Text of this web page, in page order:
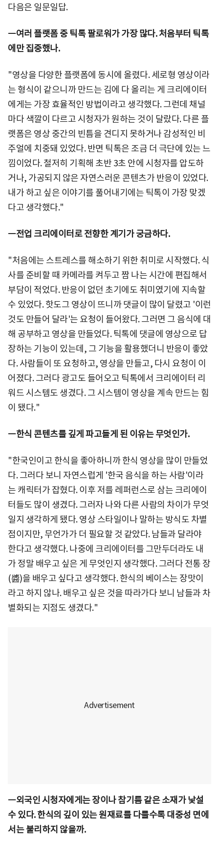
다음은 일문일답.
ㅡ여러 플랫폼 중 틱톡 팔로워가 가장 많다. 처음부터 틱톡
에만 집중했나.
"영상을 다양한 플랫폼에 동시에 올렸다. 세로형 영상이라
는 형식이 같으니까 만드는 김에 다 올리는 게 크리에이터
에게는 가장 효율적인 방법이라고 생각했다. 그런데 채널
마다 색깔이 다르고 시청자가 원하는 것이 달랐다. 다른 플
랫폼은 영상 중간의 빈틈을 견디지 못하거나 감성적인 비
주얼에 치중돼 있었다. 반면 틱톡은 조금 더 극단에 있는 느
낌이었다. 철저히 기획해 초반 3초 안에 시청자를 압도하
거나, 가공되지 않은 자연스러운 콘텐츠가 반응이 있었다.
내가 하고 싶은 이야기를 풀어내기에는 틱톡이 가장 맞겠
다고 생각했다."
ㅡ전업 크리에이터로 전향한 계기가 궁금하다.
"처음에는 스트레스를 해소하기 위한 취미로 시작했다. 식
사를 준비할 때 카메라를 켜두고 짬 나는 시간에 편집해서
부담이 적었다. 반응이 없던 초기에도 취미였기에 지속할
수 있었다. 핫도그 영상이 뜨니까 댓글이 많이 달렸고 '이런
것도 만들어 달라'는 요청이 들어왔다. 그러면 그 음식에 대
해 공부하고 영상을 만들었다. 틱톡에 댓글에 영상으로 답
장하는 기능이 있는데, 그 기능을 활용했더니 반응이 좋았
다. 사람들이 또 요청하고, 영상을 만들고, 다시 요청이 이
어졌다. 그러다 광고도 들어오고 틱톡에서 크리에이터 리
워드 시스템도 생겼다. 그 시스템이 영상을 계속 만드는 힘
이 됐다."
ㅡ한식 콘텐츠를 깊게 파고들게 된 이유는 무엇인가.
"한국인이고 한식을 좋아하니까 한식 영상을 많이 만들었
다. 그러다 보니 자연스럽게 '한국 음식을 하는 사람'이라
는 캐릭터가 잡혔다. 이후 저를 레퍼런스로 삼는 크리에이
터들도 많이 생겼다. 그러자 나와 다른 사람의 차이가 무엇
일지 생각하게 됐다. 영상 스타일이나 말하는 방식도 차별
점이지만, 무언가가 더 필요할 것 같았다. 남들과 달라야
한다고 생각했다. 나중에 크리에이터를 그만두더라도 내
가 정말 배우고 싶은 게 무엇인지 생각했다. 그러다 전통 장
(醬)을 배우고 싶다고 생각했다. 한식의 베이스는 장맛이
라고 하지 않나. 배우고 싶은 것을 따라가다 보니 남들과 차
별화되는 지점도 생겼다."
ㅡ외국인 시청자에게는 장이나 참기름 같은 소재가 낯설
수 있다. 한식의 깊이 있는 원재료를 다룰수록 대중성 면에
서는 불리하지 않을까.